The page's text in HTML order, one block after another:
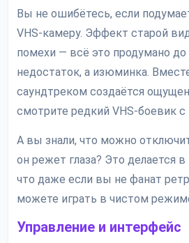
Вы не ошибётесь, если
VHS-камеру. Эффект старой
помехи — всё это продумано до
недостаток, а изюминка.
саундтреком создаётся
смотрите редкий VHS-боевик с
А вы знали, что можно
он режет глаза? Это делается
что даже если вы не фанат
можете играть в чистом
Управление и интерфейс